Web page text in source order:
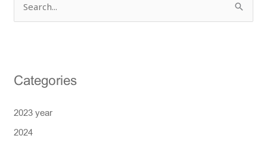
c
f
o
Categories
2023 year
2024